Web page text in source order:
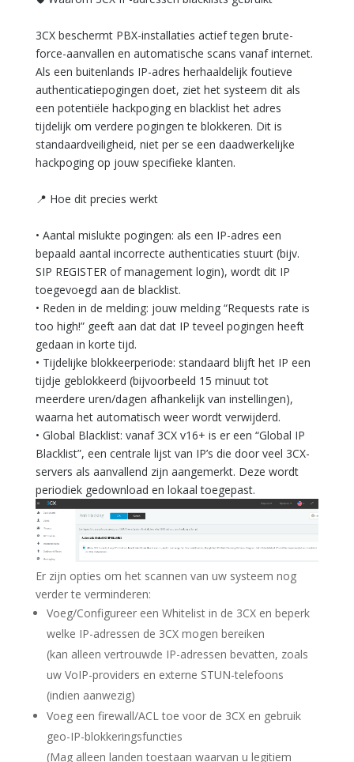
3CX beschermt PBX-installaties actief tegen brute-
force-aanvallen en automatische scans vanaf internet.
Als een buitenlands IP-adres herhaaldelijk foutieve
authenticatiepogingen doet, ziet het systeem dit als
een potentiële hackpoging en blacklist het adres
tijdelijk om verdere pogingen te blokkeren. Dit is
standaardveiligheid, niet per se een daadwerkelijke
hackpoging op jouw specifieke klanten.
📍 Hoe dit precies werkt
• Aantal mislukte pogingen: als een IP-adres een
bepaald aantal incorrecte authenticaties stuurt (bijv.
SIP REGISTER of management login), wordt dit IP
toegevoegd aan de blacklist.
• Reden in de melding: jouw melding “Requests rate is
too high!” geeft aan dat dat IP teveel pogingen heeft
gedaan in korte tijd.
• Tijdelijke blokkeerperiode: standaard blijft het IP een
tijdje geblokkeerd (bijvoorbeeld 15 minuut tot
meerdere uren/dagen afhankelijk van instellingen),
waarna het automatisch weer wordt verwijderd.
• Global Blacklist: vanaf 3CX v16+ is er een “Global IP
Blacklist”, een centrale lijst van IP’s die door veel 3CX-
servers als aanvallend zijn aangemerkt. Deze wordt
periodiek gedownload en lokaal toegepast.
Er zijn opties om het scannen van uw systeem nog
verder te verminderen:
Voeg/Configureer een Whitelist in de 3CX en beperk
welke IP-adressen de 3CX mogen bereiken
(kan alleen vertrouwde IP-adressen bevatten, zoals
uw VoIP-providers en externe STUN-telefoons
(indien aanwezig)
Voeg een firewall/ACL toe voor de 3CX en gebruik
geo-IP-blokkeringsfuncties
(Mag alleen landen toestaan waarvan u legitiem